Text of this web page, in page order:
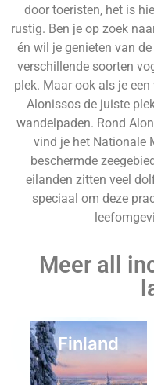
door toeristen, het is
rustig. Ben je op zoek
én wil je genieten van
verschillende soorten
plek. Maar ook als je
Alonissos de juiste
wandelpaden. Rond
vind je het Nationale
beschermde
eilanden zitten veel
speciaal om deze
Meer all
Finland